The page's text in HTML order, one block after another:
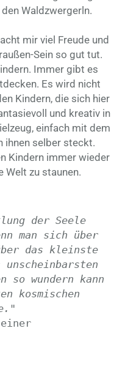
Waldzwergerln.
mir viel Freude und
Sein so gut tut.
Immer gibt es
Es wird nicht
Kindern, die sich hier
und kreativ in
einfach mit dem
ihnen selber steckt.
Kindern immer wieder
Welt zu staunen.
der Seele
man sich über
das kleinste
so wundern kann
kosmischen